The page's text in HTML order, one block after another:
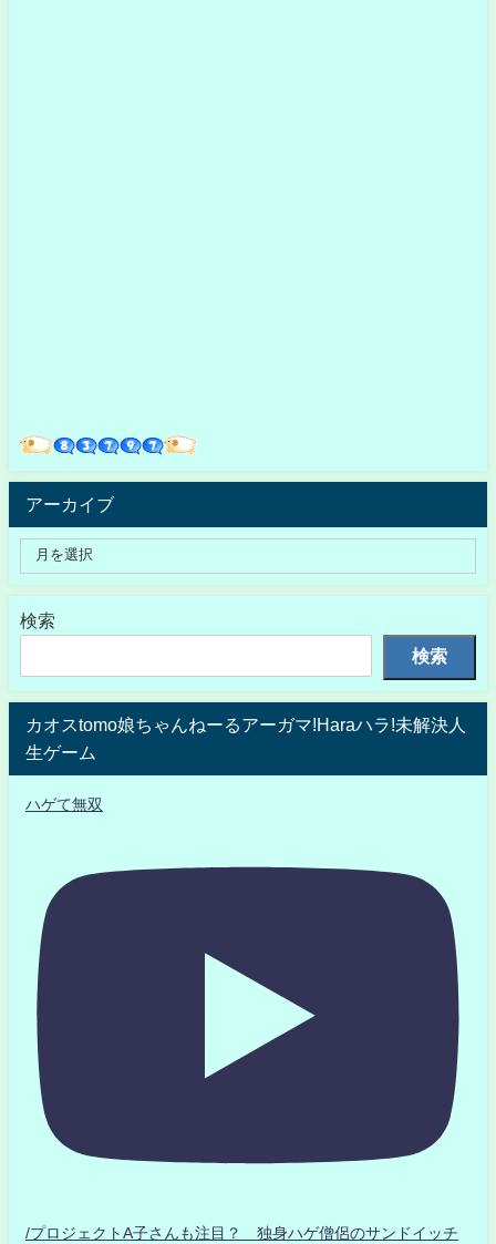
アーカイブ
検索
検索
カオスtomo娘ちゃんねーるアーガマ!Haraハラ!未解決人
生ゲーム
ハゲて無双
/プロジェクトA子さんも注目？ 独身ハゲ僧侶のサンドイッチ